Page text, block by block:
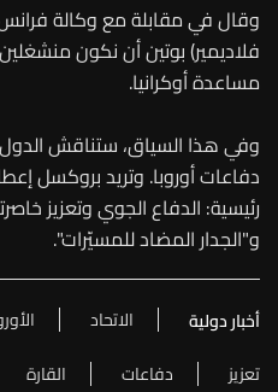
وقال في مقابلة مع وكالة
فلاديمير) بوتين أن نكون
مساعدة أوكرانيا.
وفي هذا السياق، ستناقش
دفاعات أوروبا. وتريد بروكسل
رئيسية: الدفاع الجوي وتعزيز
و"الجدار المضاد للمسيّرات".
أخبار دولية الاتحاد
تعزيز
دفاعات القارة